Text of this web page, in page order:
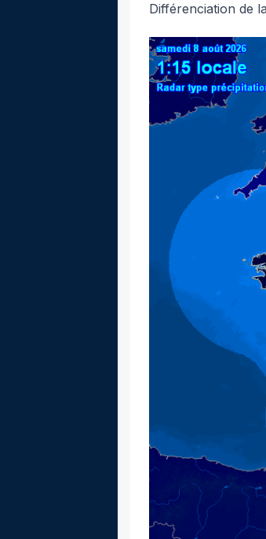
Différenciation de